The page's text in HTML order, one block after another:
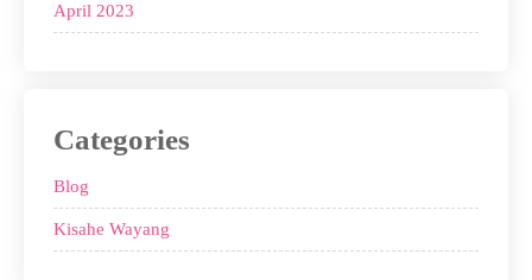
April 2023
Categories
Blog
Kisahe Wayang